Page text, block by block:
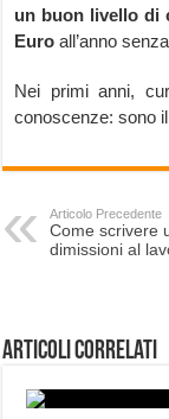
un buon livello di
Euro all’anno
Nei primi anni,
conoscenze: sono
Articolo Precedente
Come scrivere
dimissioni al
Articoli correlati